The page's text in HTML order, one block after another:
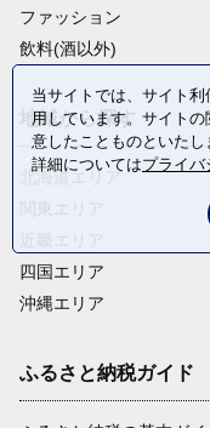
ファッション
飲料(酒以外)
地域から探す
北海道エリア
四国エリア
沖縄エリア
ふるさと納税ガイド
当サイトでは、サイト
用しています。サイト
意したことものといたし
詳細についてはプライバ